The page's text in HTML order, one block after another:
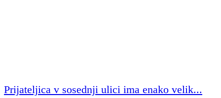
Prijateljica v sosednji ulici ima enako velik...